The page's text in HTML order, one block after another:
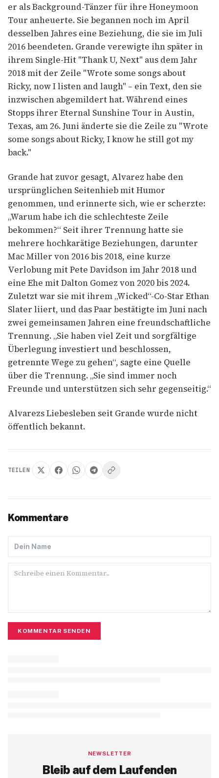
er als Background-Tänzer für ihre Honeymoon
Tour anheuerte. Sie begannen noch im April
desselben Jahres eine Beziehung, die sie im Juli
2016 beendeten. Grande verewigte ihn später in
ihrem Single-Hit "Thank U, Next" aus dem Jahr
2018 mit der Zeile "Wrote some songs about
Ricky, now I listen and laugh" – ein Text, den sie
inzwischen abgemildert hat. Während eines
Stopps ihrer Eternal Sunshine Tour in Austin,
Texas, am 26. Juni änderte sie die Zeile zu "Wrote
some songs about Ricky, I know he still got my
back."
Grande hat zuvor gesagt, Alvarez habe den
ursprünglichen Seitenhieb mit Humor
genommen, und erinnerte sich, wie er scherzte:
„Warum habe ich die schlechteste Zeile
bekommen?“ Seit ihrer Trennung hatte sie
mehrere hochkarätige Beziehungen, darunter
Mac Miller von 2016 bis 2018, eine kurze
Verlobung mit Pete Davidson im Jahr 2018 und
eine Ehe mit Dalton Gomez von 2020 bis 2024.
Zuletzt war sie mit ihrem „Wicked“-Co-Star Ethan
Slater liiert, und das Paar bestätigte im Juni nach
zwei gemeinsamen Jahren eine freundschaftliche
Trennung. „Sie haben viel Zeit und sorgfältige
Überlegung investiert und beschlossen,
getrennte Wege zu gehen“, sagte eine Quelle
über die Trennung. „Sie sind immer noch
Freunde und unterstützen sich sehr gegenseitig.“
Alvarezs Liebesleben seit Grande wurde nicht
öffentlich bekannt.
TEILEN
Kommentare
KOMMENTAR SENDEN
NEWSLETTER
Bleib auf dem Laufenden